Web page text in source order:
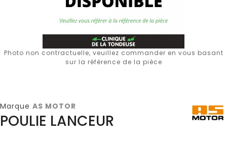
Photo non contractuelle, veuillez commander en vous basant
sur la référence de la pièce
Marque AS MOTOR
POULIE LANCEUR